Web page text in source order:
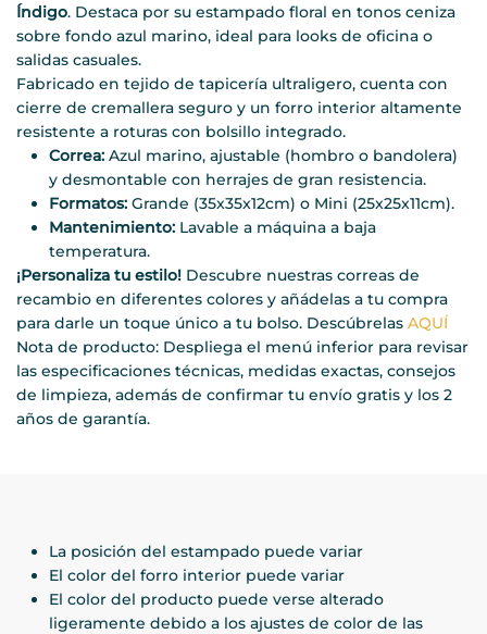
Índigo. Destaca por su estampado floral en tonos ceniza
sobre fondo azul marino, ideal para looks de oficina o
salidas casuales.
Fabricado en tejido de tapicería ultraligero, cuenta con
cierre de cremallera seguro y un forro interior altamente
resistente a roturas con bolsillo integrado.
Correa: Azul marino, ajustable (hombro o bandolera)
y desmontable con herrajes de gran resistencia.
Formatos: Grande (35x35x12cm) o Mini (25x25x11cm).
Mantenimiento: Lavable a máquina a baja
temperatura.
¡Personaliza tu estilo! Descubre nuestras correas de
recambio en diferentes colores y añádelas a tu compra
para darle un toque único a tu bolso. Descúbrelas AQUÍ
Nota de producto: Despliega el menú inferior para revisar
las especificaciones técnicas, medidas exactas, consejos
de limpieza, además de confirmar tu envío gratis y los 2
años de garantía.
La posición del estampado puede variar
El color del forro interior puede variar
El color del producto puede verse alterado
ligeramente debido a los ajustes de color de las